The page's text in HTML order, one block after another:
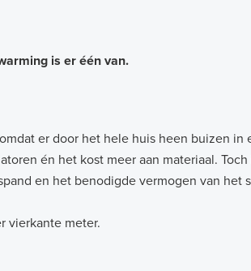
is er één van.
er door het hele huis heen buizen in
én het kost meer aan materiaal.
en het benodigde vermogen van het
vierkante meter.